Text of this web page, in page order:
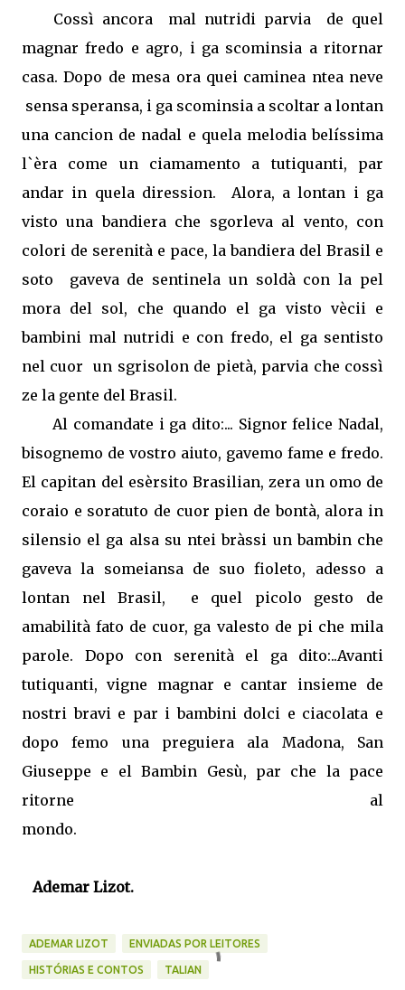
Cossì ancora
mal nutridi parvia
de quel
magnar fredo e agro, i ga scominsia a ritornar
casa. Dopo de mesa ora quei caminea ntea neve
sensa speransa, i ga scominsia a scoltar a lontan
una cancion de nadal e quela melodia belíssima
l`èra come un ciamamento a tutiquanti, par
andar in quela diression.
Alora, a lontan i ga
visto una bandiera che sgorleva al vento, con
colori de serenità e pace, la bandiera del Brasil e
soto
gaveva de sentinela un soldà con la pel
mora del sol, che quando el ga visto vècii e
bambini mal nutridi e con fredo, el ga sentisto
nel cuor
un sgrisolon de pietà, parvia che cossì
ze la gente del Brasil.
Al comandate i ga dito:... Signor felice Nadal,
bisognemo de vostro aiuto, gavemo fame e fredo.
El capitan del esèrsito Brasilian, zera un omo de
coraio e soratuto de cuor pien de bontà, alora in
silensio el ga alsa su ntei bràssi un bambin che
gaveva la someiansa de suo fioleto, adesso a
lontan nel Brasil,
e quel picolo gesto de
amabilità fato de cuor, ga valesto de pi che mila
parole. Dopo con serenità el ga dito:..Avanti
tutiquanti, vigne magnar e cantar insieme de
nostri bravi e par i bambini dolci e ciacolata e
dopo femo una preguiera ala Madona, San
Giuseppe e el Bambin Gesù, par che la pace
ritorne al
mondo.
Ademar Lizot.
ADEMAR LIZOT ENVIADAS POR LEITORES
HISTÓRIAS E CONTOS TALIAN